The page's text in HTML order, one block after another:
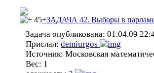
45+ЗАДАЧА 42. Выборы в
Задача опубликована: 01.04.09
Прислал: demiurgos
Источник: Московская
Вес: 1